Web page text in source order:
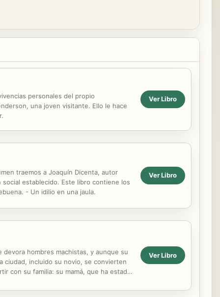
personales del propio
una joven visitante. Ello le hace
Ver Libro
traemos a Joaquín Dicenta, autor
establecido. Este libro contiene los
- Un idilio en una jaula.
Ver Libro
hombres machistas, y aunque su
ciudad, incluido su novio, se convierten
con su familia: su mamá, que ha estado
Ver Libro